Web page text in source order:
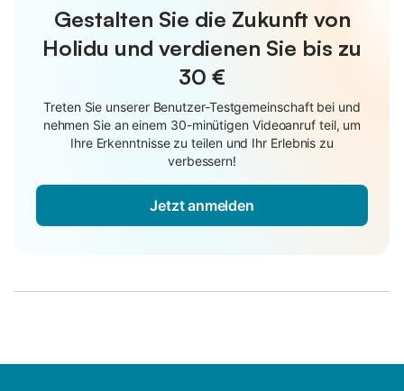
Gestalten Sie die Zukunft von
Holidu und verdienen Sie bis zu
30 €
Treten Sie unserer Benutzer-Testgemeinschaft bei und
nehmen Sie an einem 30-minütigen Videoanruf teil, um
Ihre Erkenntnisse zu teilen und Ihr Erlebnis zu
verbessern!
Jetzt anmelden